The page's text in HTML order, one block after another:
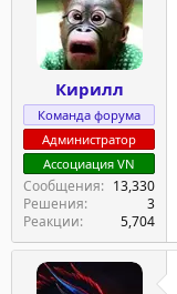
Кирилл
Команда форума
Администратор
Ассоциация VN
Сообщения
13,330
Решения
3
Реакции
5,704